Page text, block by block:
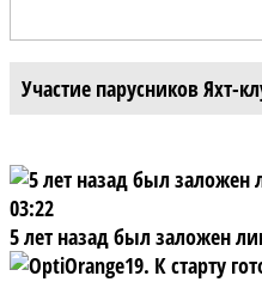
Участие парусников Яхт-
03:22
5 лет назад был заложен